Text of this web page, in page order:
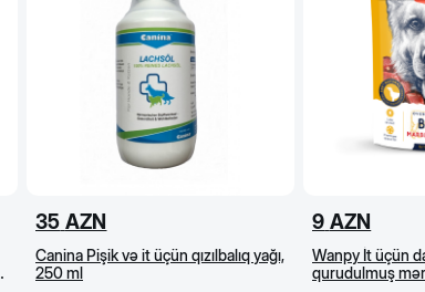
35 AZN
Canina Pişik və it üçün qızılbalıq yağı,
250 ml
9 AZN
Wanpy İt üçün
qurudulmuş